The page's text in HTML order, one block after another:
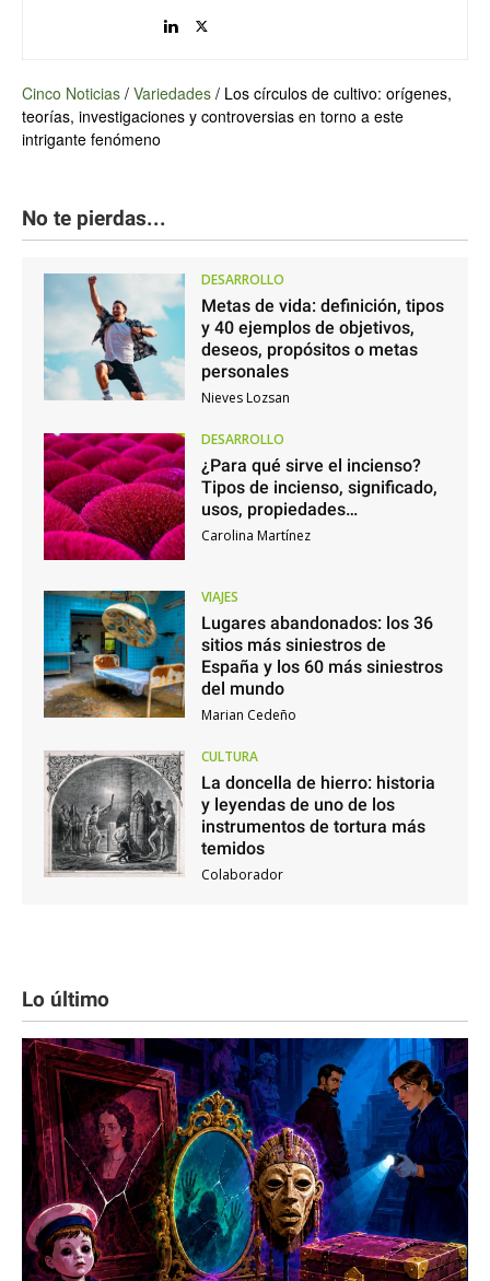
Cinco Noticias / Variedades / Los círculos de cultivo: orígenes,
teorías, investigaciones y controversias en torno a este
intrigante fenómeno
No te pierdas...
DESARROLLO
Metas de vida: definición, tipos
y 40 ejemplos de objetivos,
deseos, propósitos o metas
personales
Nieves Lozsan
DESARROLLO
¿Para qué sirve el incienso?
Tipos de incienso, significado,
usos, propiedades…
Carolina Martínez
VIAJES
Lugares abandonados: los 36
sitios más siniestros de
España y los 60 más siniestros
del mundo
Marian Cedeño
CULTURA
La doncella de hierro: historia
y leyendas de uno de los
instrumentos de tortura más
temidos
Colaborador
Lo último